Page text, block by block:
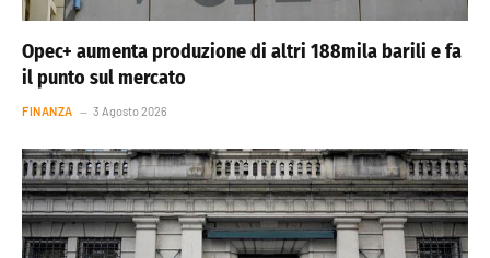
Opec+ aumenta produzione di altri 188mila barili e fa
il punto sul mercato
FINANZA 3 Agosto 2026